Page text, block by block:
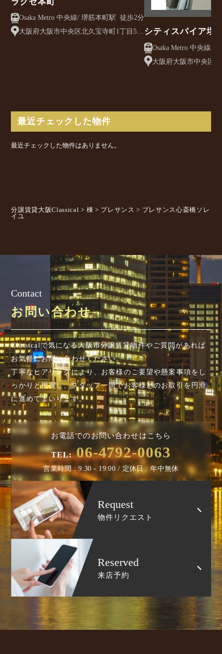
Osaka Metro 中央線/ 堺筋本町駅 徒歩2分
大阪府大阪市中央区北久宝寺町1丁目5-
シティスパイア堺
リトルリバー本町
大阪府大阪市中央区
最近チェックした物件
最近チェックした物件はありません。
分譲賃貸大阪Classical > 棟 > プレサンス > プレサンス心斎橋ソレ
イユ
Contact
お問い合わせ
Classicalで気になる大阪市分譲賃貸物件やご質問があれば
お気軽にお問い合わせください。
丁寧なヒアリングにより、お客様のご要望や懸案事項を し
っかりと把握し、スタッフ一同でお客様とのお取引を円滑
に進めてまいります。
お電話でのお問い合わせはこちら
TEL: 06-4792-0063
営業時間 : 9:30 - 19:00 / 定休日 : 年中無休
Request
物件リクエスト
Reserved
来店予約